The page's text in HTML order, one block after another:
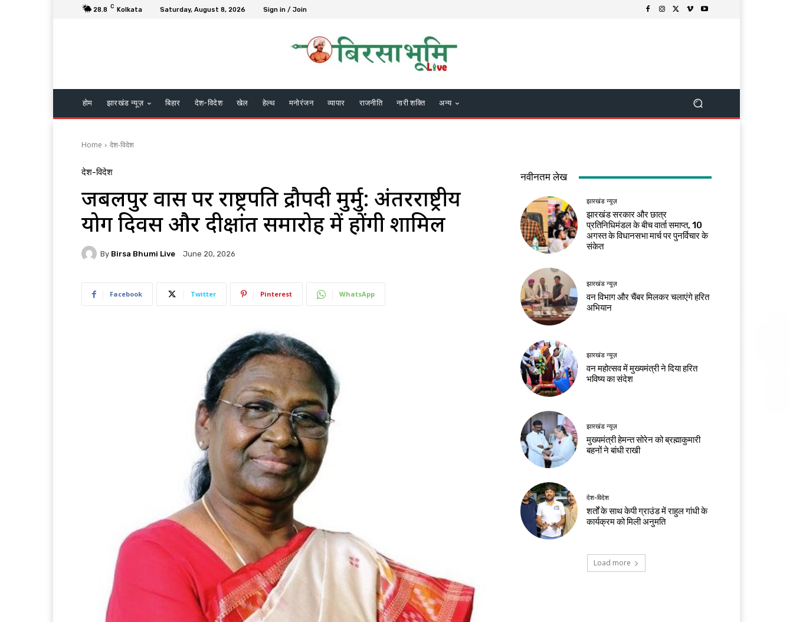
28.8 C Kolkata Saturday, August 8, 2026 Sign in / Join
होम झारखंड न्यूज़ बिहार देश-विदेश खेल हेल्थ मनोरंजन व्यापार राजनीति नारी शक्ति अन्य
Home देश-विदेश
देश-विदेश
जबलपुर प्रवास पर राष्ट्रपति द्रौपदी मुर्मु: अंतरराष्ट्रीय
योग दिवस और दीक्षांत समारोह में होंगी शामिल
By Birsa Bhumi Live June 20, 2026
Facebook Twitter Pinterest WhatsApp
नवीनतम लेख
झारखंड न्यूज़
झारखंड सरकार और छात्र
प्रतिनिधिमंडल के बीच वार्ता समाप्त, 10
अगस्त के विधानसभा मार्च पर पुनर्विचार के
संकेत
झारखंड न्यूज़
वन विभाग और चैंबर मिलकर चलाएंगे हरित
अभियान
झारखंड न्यूज़
वन महोत्सव में मुख्यमंत्री ने दिया हरित
भविष्य का संदेश
झारखंड न्यूज़
मुख्यमंत्री हेमन्त सोरेन को ब्रह्माकुमारी
बहनों ने बांधी राखी
देश-विदेश
शर्तों के साथ केपी ग्राउंड में राहुल गांधी के
कार्यक्रम को मिली अनुमति
Load more